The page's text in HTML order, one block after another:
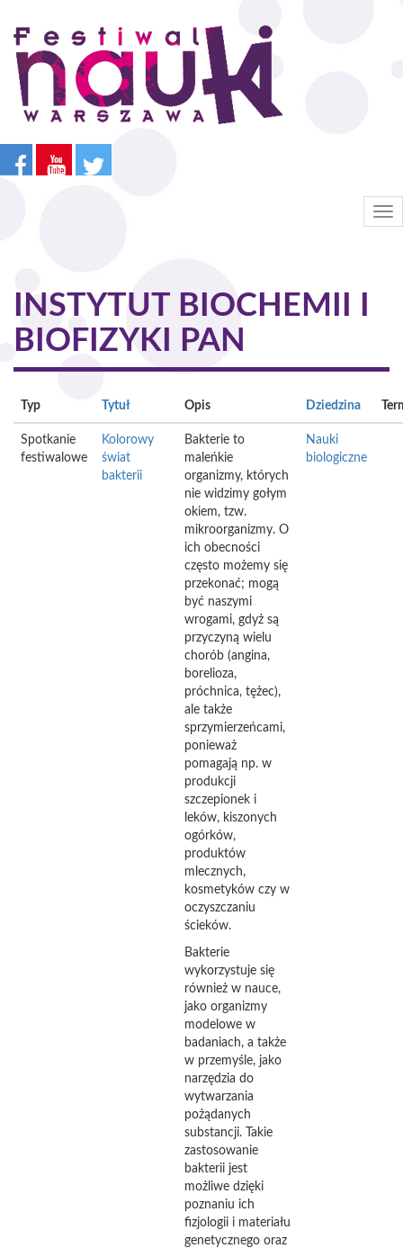
Przejdź
treści
INSTYTUT BIOCHEMII I
BIOFIZYKI PAN
Typ Tytuł Opis Dziedzina
Spotkanie
festiwalowe
Kolorowy
świat
bakterii
Bakterie to
maleńkie
organizmy, których
nie widzimy gołym
okiem, tzw.
mikroorganizmy. O
ich obecności
często możemy się
przekonać; mogą
być naszymi
wrogami, gdyż są
przyczyną wielu
chorób (angina,
borelioza,
próchnica, tężec),
ale także
sprzymierzeńcami,
ponieważ
pomagają np. w
produkcji
szczepionek i
leków, kiszonych
ogórków,
produktów
mlecznych,
kosmetyków czy w
oczyszczaniu
ścieków.
Bakterie
wykorzystuje się
również w nauce,
jako organizmy
modelowe w
badaniach, a także
w przemyśle, jako
narzędzia do
wytwarzania
pożądanych
substancji. Takie
zastosowanie
bakterii jest
możliwe dzięki
poznaniu ich
fizjologii i materiału
genetycznego oraz
Nauki
biologiczne